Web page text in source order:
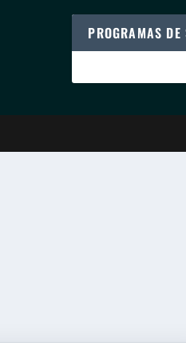
PROGRAMAS DE